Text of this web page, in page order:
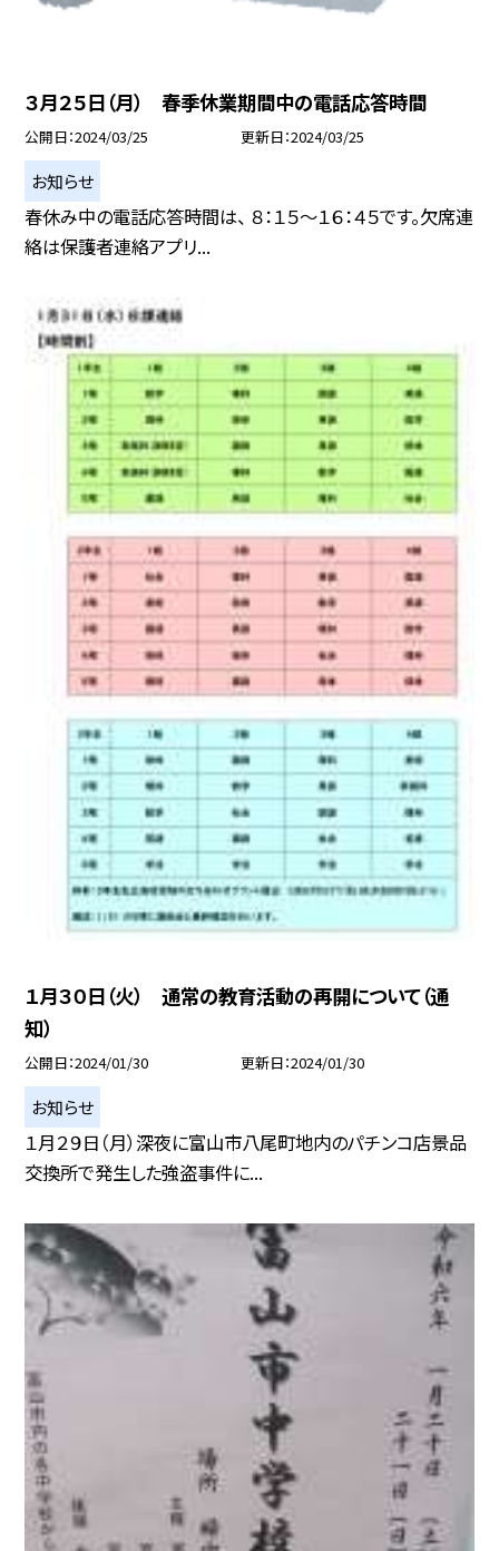
３月２５日（月） 春季休業期間中の電話応答時間
公開日 2024/03/25 更新日 2024/03/25
お知らせ
春休み中の電話応答時間は、 ８：１５〜１６：４５です。欠席連
絡は保護者連絡アプリ...
１月３０日（火） 通常の教育活動の再開について（通
知）
公開日 2024/01/30 更新日 2024/01/30
お知らせ
１月２９日（月）深夜に富山市八尾町地内のパチンコ店景品
交換所で発生した強盗事件に...